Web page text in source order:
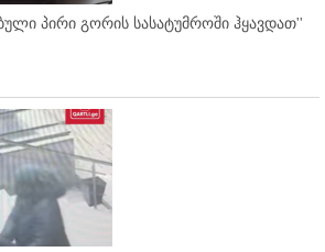
პირი გორის სასატუმროში ჰყავდათ''